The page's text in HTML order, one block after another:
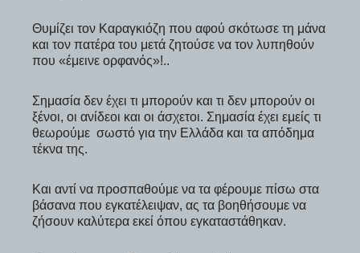
Θυμίζει τον Καραγκιόζη που αφού σκότωσε τη μάνα
και τον πατέρα του μετά ζητούσε να τον λυπηθούν
που «έμεινε ορφανός»!..
Σημασία δεν έχει τι μπορούν και τι δεν μπορούν οι
ξένοι, οι ανίδεοι και οι άσχετοι. Σημασία έχει εμείς τι
θεωρούμε σωστό για την Ελλάδα και τα απόδημα
τέκνα της.
Και αντί να προσπαθούμε να τα φέρουμε πίσω στα
βάσανα που εγκατέλειψαν, ας τα βοηθήσουμε να
ζήσουν καλύτερα εκεί όπου εγκαταστάθηκαν.